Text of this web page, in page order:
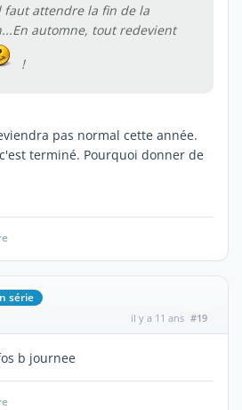
faut attendre la fin de la
automne, tout redevient
!
pas normal cette année.
terminé. Pourquoi donner de
série
il y a 11 ans #19
b journee